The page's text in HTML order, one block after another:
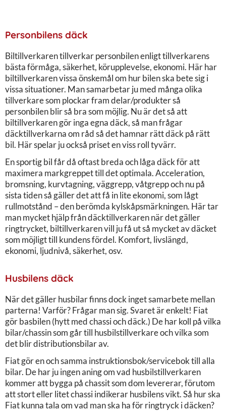
Personbilens däck
Biltillverkaren tillverkar personbilen enligt tillverkarens
bästa förmåga, säkerhet, körupplevelse, ekonomi. Här har
biltillverkaren vissa önskemål om hur bilen ska bete sig i
vissa situationer. Man samarbetar ju med många olika
tillverkare som plockar fram delar/produkter så
personbilen blir så bra som möjlig. Nu är det så att
biltillverkaren gör inga egna däck, så man frågar
däcktillverkarna om råd så det hamnar rätt däck på rätt
bil. Här spelar ju också priset en viss roll tyvärr.
En sportig bil får då oftast breda och låga däck för att
maximera markgreppet till det optimala. Acceleration,
bromsning, kurvtagning, väggrepp, våtgrepp och nu på
sista tiden så gäller det att få in lite ekonomi, som lågt
rullmotstånd – den berömda kylskåpsmärkningen. Här tar
man mycket hjälp från däcktillverkaren när det gäller
ringtrycket, biltillverkaren vill ju få ut så mycket av däcket
som möjligt till kundens fördel. Komfort, livslängd,
ekonomi, ljudnivå, säkerhet, osv.
Husbilens däck
När det gäller husbilar finns dock inget samarbete mellan
parterna! Varför? Frågar man sig. Svaret är enkelt! Fiat
gör basbilen (hytt med chassi och däck.) De har koll på vilka
bilar/chassin som går till husbilstillverkare och vilka som
det blir distributionsbilar av.
Fiat gör en och samma instruktionsbok/servicebok till alla
bilar. De har ju ingen aning om vad husbilstillverkaren
kommer att bygga på chassit som dom levererar, förutom
att stort eller litet chassi indikerar husbilens vikt. Så hur ska
Fiat kunna tala om vad man ska ha för ringtryck i däcken?